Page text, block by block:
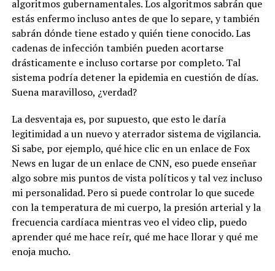
algoritmos gubernamentales. Los algoritmos sabrán que
estás enfermo incluso antes de que lo separe, y también
sabrán dónde tiene estado y quién tiene conocido. Las
cadenas de infección también pueden acortarse
drásticamente e incluso cortarse por completo. Tal
sistema podría detener la epidemia en cuestión de días.
Suena maravilloso, ¿verdad?
La desventaja es, por supuesto, que esto le daría
legitimidad a un nuevo y aterrador sistema de vigilancia.
Si sabe, por ejemplo, qué hice clic en un enlace de Fox
News en lugar de un enlace de CNN, eso puede enseñar
algo sobre mis puntos de vista políticos y tal vez incluso
mi personalidad. Pero si puede controlar lo que sucede
con la temperatura de mi cuerpo, la presión arterial y la
frecuencia cardíaca mientras veo el video clip, puedo
aprender qué me hace reír, qué me hace llorar y qué me
enoja mucho.